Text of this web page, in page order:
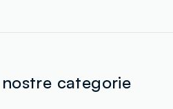
categorie